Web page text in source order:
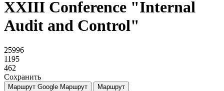
XXIII Conference "Internal
Audit and Control"
25996
1195
462
Сохранить
Маршрут Google Маршрут Маршрут